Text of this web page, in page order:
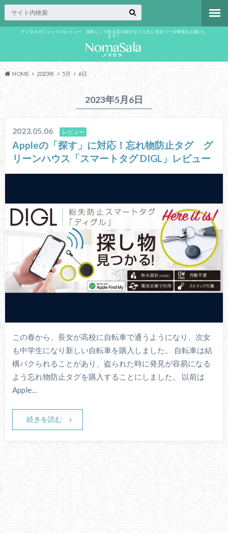
デジタルガジェットのレビュー、美味しくて唸る店の紹介など人生に役立つ一次情報をお届けし
ます！
HOME 2023年 5月 6日
2023年5月6日
2023.05.06 レビュー
Appleの「探す」に対応！忘れ物防止タグ グ
リーンハウス「スマートタグ DIGL」レビュー
この春から、長女が高校に自転車で通うようになり、次女
も中学生になり新しい自転車を購入しました。 自転車は結
構パクられることがあり、盗られた時に発見が容易になる
よう忘れ物防止タグを購入することにしました。 以前は
Apple…
続きを読む